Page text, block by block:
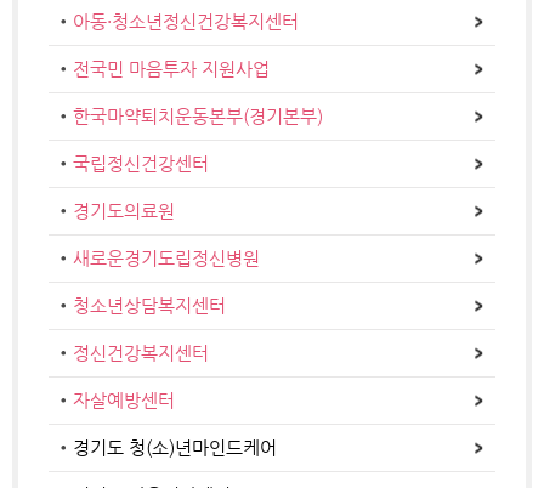
아동·청소년정신건강복지센터
전국민 마음투자 지원사업
한국마약퇴치운동본부(경기본부)
국립정신건강센터
경기도의료원
새로운경기도립정신병원
청소년상담복지센터
정신건강복지센터
자살예방센터
경기도 청(소)년마인드케어